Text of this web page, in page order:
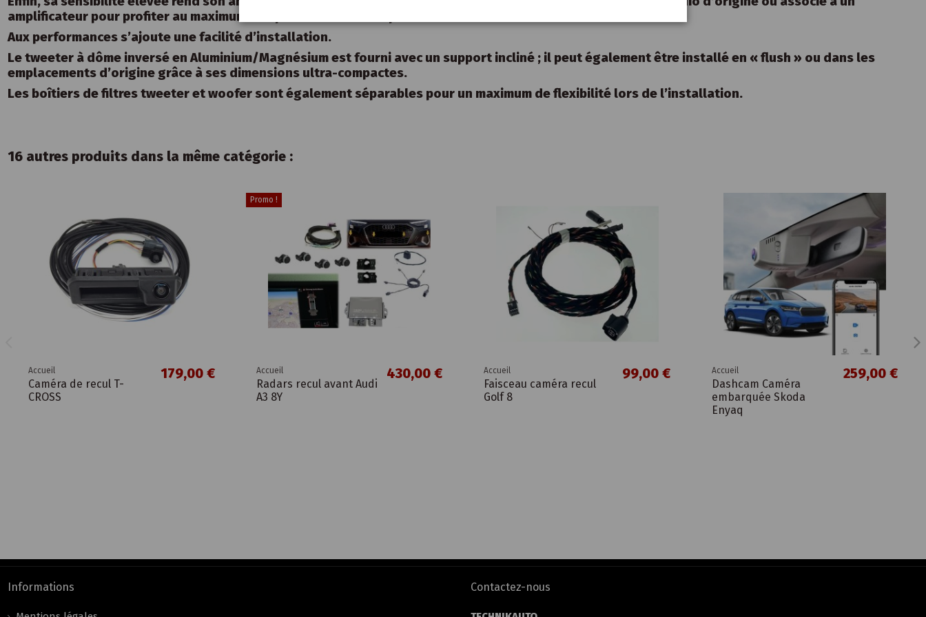
amplificateur pour profiter au maximum des performances des produits.
Aux performances s’ajoute une facilité d’installation.
Le tweeter à dôme inversé en Aluminium/Magnésium est fourni avec un support incliné ; il peut également être installé en « flush » ou dans les
emplacements d’origine grâce à ses dimensions ultra-compactes.
Les boîtiers de filtres tweeter et woofer sont également séparables pour un maximum de flexibilité lors de l’installation.
16 autres produits dans la même catégorie :
Accueil
Caméra de recul T-
CROSS
179,00 €
Promo !
Accueil
Radars recul avant Audi
A3 8Y
430,00 € Accueil
Faisceau caméra recul
Golf 8
99,00 € Accueil
Dashcam Caméra
embarquée Skoda
Enyaq
259,00 €
Informations Contactez-nous